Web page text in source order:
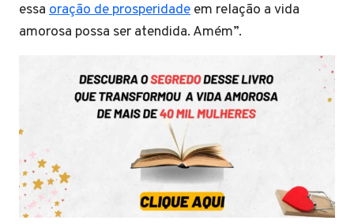
essa oração de prosperidade em relação a vida
amorosa possa ser atendida. Amém”.